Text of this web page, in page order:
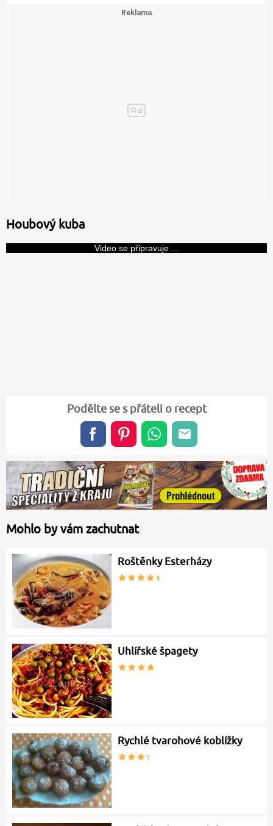
Houbový kuba
Video se připravuje ...
Podělte se s přáteli o recept
Mohlo by vám zachutnat
Roštěnky Esterházy
Uhlířské špagety
Rychlé tvarohové koblížky